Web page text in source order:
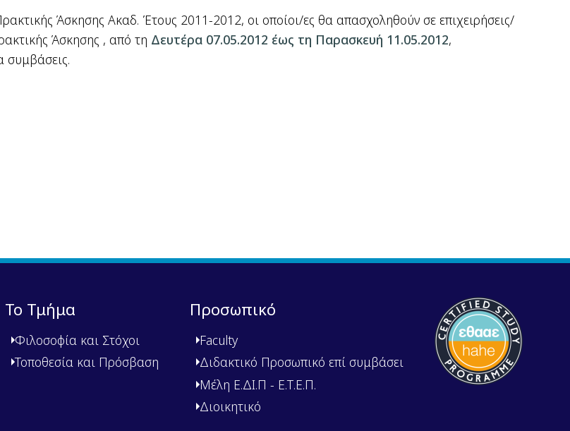
Άσκησης Ακαδ. Έτους 2011-2012, οι οποίοι/ες θα απασχοληθούν σε επιχειρήσεις/
Άσκησης , από τη Δευτέρα 07.05.2012 έως τη Παρασκευή 11.05.2012,
συμβάσεις.
Το Τμήμα
Φιλοσοφία και Στόχοι
Τοποθεσία και Πρόσβαση
Προσωπικό
Faculty
Διδακτικό Προσωπικό επί συμβάσει
Μέλη Ε.ΔΙ.Π - Ε.Τ.Ε.Π.
Διοικητικό